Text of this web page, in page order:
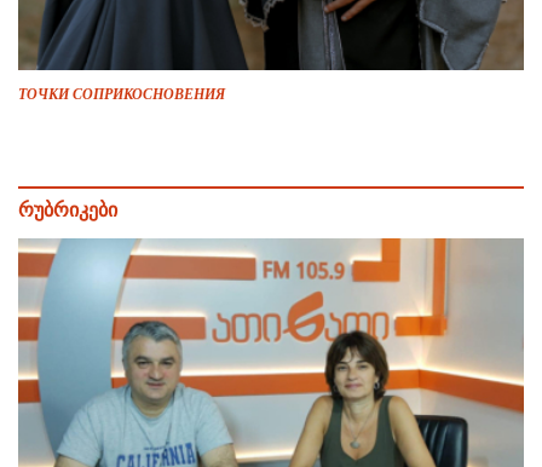
ТОЧКИ СОПРИКОСНОВЕНИЯ
რუბრიკები